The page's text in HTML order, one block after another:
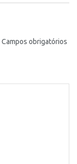
Campos obrigatórios